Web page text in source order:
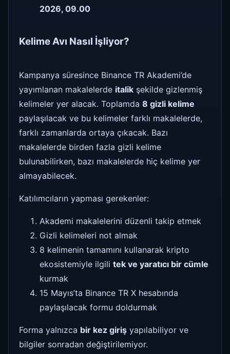
2026, 09.00
Kelime Avı Nasıl İşliyor?
Kampanya süresince Binance TR Akademi’de
yayımlanan makalelerde italik şekilde gizlenmiş
kelimeler yer alacak. Toplamda 8 gizli kelime
paylaşılacak ve bu kelimeler farklı makalelerde,
farklı zamanlarda ortaya çıkacak. Bazı
makalelerde birden fazla gizli kelime
bulunabilirken, bazı makalelerde hiç kelime yer
almayabilecek.
Katılımcıların yapması gerekenler:
Akademi makalelerini düzenli takip etmek
Gizli kelimeleri not almak
8 kelimenin tamamını kullanarak kripto
ekosistemiyle ilgili tek ve yaratıcı bir cümle
kurmak
15 Mayıs’ta Binance TR X hesabında
paylaşılacak formu doldurmak
Forma yalnızca bir kez giriş yapılabiliyor ve
bilgiler sonradan değiştirilemiyor.